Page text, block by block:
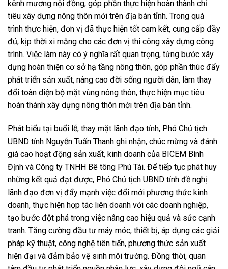
kênh mương nội đồng, góp phần thực hiện hoàn thành chỉ
tiêu xây dựng nông thôn mới trên địa bàn tỉnh. Trong quá
trình thực hiện, đơn vị đã thực hiện tốt cam kết, cung cấp đầy
đủ, kịp thời xi măng cho các đơn vị thi công xây dựng công
trình. Việc làm này có ý nghĩa rất quan trọng, từng bước xây
dựng hoàn thiện cơ sở hạ tầng nông thôn, góp phần thúc đẩy
phát triển sản xuất, nâng cao đời sống người dân, làm thay
đổi toàn diện bộ mặt vùng nông thôn, thực hiện mục tiêu
hoàn thành xây dựng nông thôn mới trên địa bàn tỉnh.
Phát biểu tại buổi lễ, thay mặt lãnh đạo tỉnh, Phó Chủ tịch
UBND tỉnh Nguyễn Tuấn Thanh ghi nhận, chúc mừng và đánh
giá cao hoạt động sản xuất, kinh doanh của BICEM Bình
Định và Công ty TNHH Bê tông Phú Tài. Để tiếp tục phát huy
những kết quả đạt được, Phó Chủ tịch UBND tỉnh đề nghị
lãnh đạo đơn vị đẩy mạnh việc đổi mới phương thức kinh
doanh, thực hiện hợp tác liên doanh với các doanh nghiệp,
tạo bước đột phá trong việc nâng cao hiệu quả và sức cạnh
tranh. Tăng cường đầu tư máy móc, thiết bị, áp dụng các giải
pháp kỹ thuật, công nghệ tiên tiến, phương thức sản xuất
hiện đại và đảm bảo vệ sinh môi trường. Đồng thời, quan